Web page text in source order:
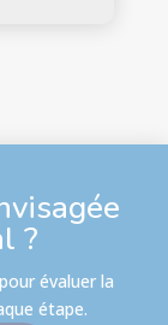
?
évaluer la
étape.